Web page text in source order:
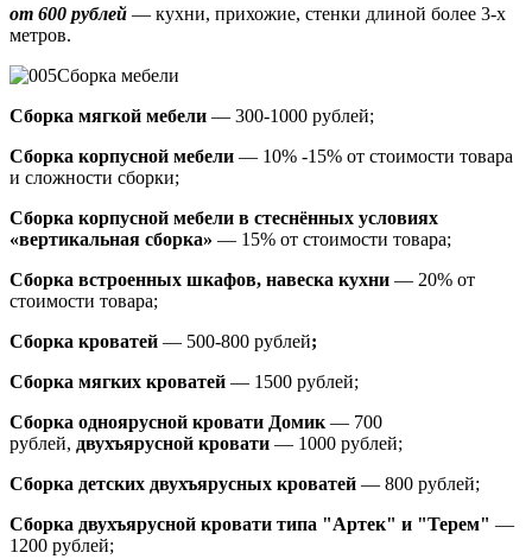
от 600 рублей — кухни, прихожие, стенки длиной более 3-х
метров.
Сборка мебели
Сборка мягкой мебели — 300-1000 рублей;
Сборка корпусной мебели — 10% -15% от стоимости товара
и сложности сборки;
Сборка корпусной мебели в стеснённых условиях
«вертикальная сборка» — 15% от стоимости товара;
Сборка встроенных шкафов, навеска кухни — 20% от
стоимости товара;
Сборка кроватей — 500-800 рублей;
Сборка мягких кроватей — 1500 рублей;
Сборка одноярусной кровати Домик — 700
рублей, двухъярусной кровати — 1000 рублей;
Сборка детских двухъярусных кроватей — 800 рублей;
Сборка двухъярусной кровати типа "Артек" и "Терем" —
1200 рублей;